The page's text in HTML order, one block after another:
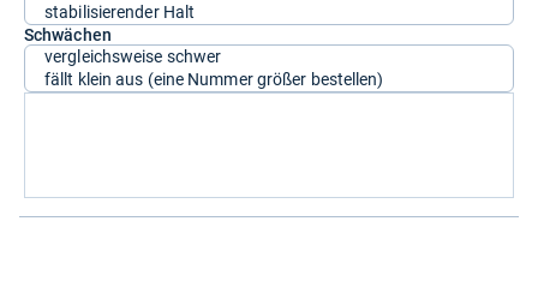
stabilisierender Halt
Schwächen
vergleichsweise schwer
fällt klein aus (eine Nummer größer bestellen)